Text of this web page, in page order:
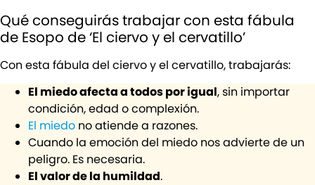
Qué conseguirás trabajar con esta fábula
de Esopo de ‘El ciervo y el cervatillo’
Con esta fábula del ciervo y el cervatillo, trabajarás:
El miedo afecta a todos por igual, sin importar
condición, edad o complexión.
El miedo no atiende a razones.
Cuando la emoción del miedo nos advierte de un
peligro. Es necesaria.
El valor de la humildad.